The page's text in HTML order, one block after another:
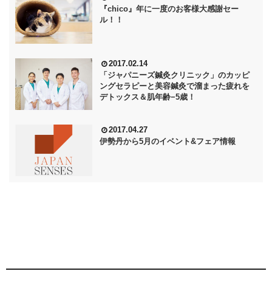
『chico』年に一度のお客様大感謝セー
ル！！
2017.02.14
「ジャパニーズ鍼灸クリニック」のカッピ
ングセラピーと美容鍼灸で溜まった疲れを
デトックス＆肌年齢−5歳！
2017.04.27
伊勢丹から5月のイベント&フェア情報